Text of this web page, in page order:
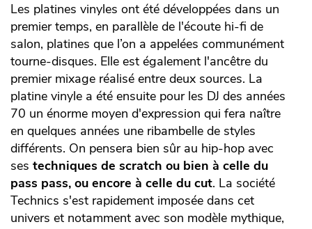
Les platines vinyles ont été développées dans un
premier temps, en parallèle de l'écoute hi-fi de
salon, platines que l’on a appelées communément
tourne-disques. Elle est également l'ancêtre du
premier mixage réalisé entre deux sources. La
platine vinyle a été ensuite pour les DJ des années
70 un énorme moyen d'expression qui fera naître
en quelques années une ribambelle de styles
différents. On pensera bien sûr au hip-hop avec
ses techniques de scratch ou bien à celle du
pass pass, ou encore à celle du cut. La société
Technics s'est rapidement imposée dans cet
univers et notamment avec son modèle mythique,